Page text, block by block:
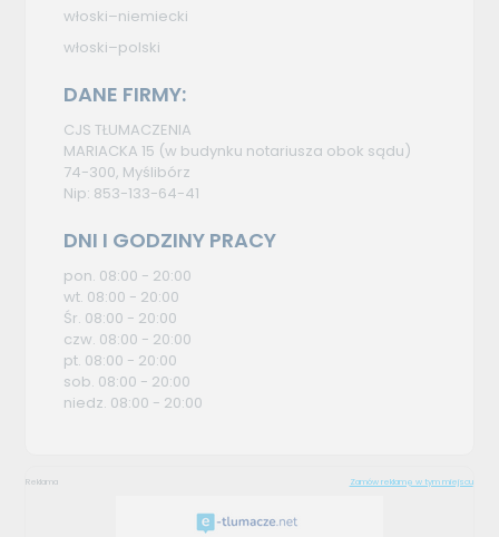
włoski–niemiecki
włoski–polski
DANE FIRMY:
CJS TŁUMACZENIA
MARIACKA 15 (w budynku notariusza obok sądu)
74-300, Myślibórz
Nip: 853-133-64-41
DNI I GODZINY PRACY
pon. 08:00 - 20:00
wt. 08:00 - 20:00
Śr. 08:00 - 20:00
czw. 08:00 - 20:00
pt. 08:00 - 20:00
sob. 08:00 - 20:00
niedz. 08:00 - 20:00
Reklama Zamów reklamę w tym miejscu